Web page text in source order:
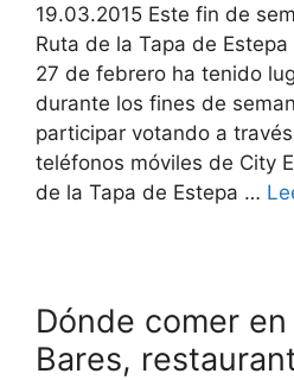
19.03.2015 Este fin de
Ruta de la Tapa de
27 de febrero ha tenido
durante los fines de
participar votando a
teléfonos móviles de City
de la Tapa de Estepa …
Dónde comer
Bares,